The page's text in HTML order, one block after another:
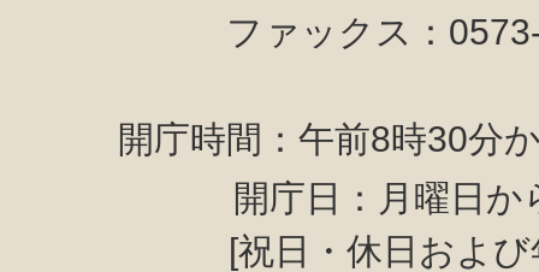
ファックス：
開庁時間：午前8時30分
開庁日：月曜日か
[祝日・休日およ